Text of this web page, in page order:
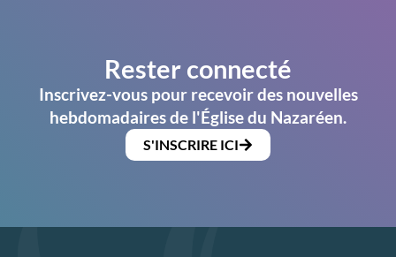
Rester connecté
Inscrivez-vous pour recevoir des nouvelles
hebdomadaires de l'Église du Nazaréen.
S'INSCRIRE ICI